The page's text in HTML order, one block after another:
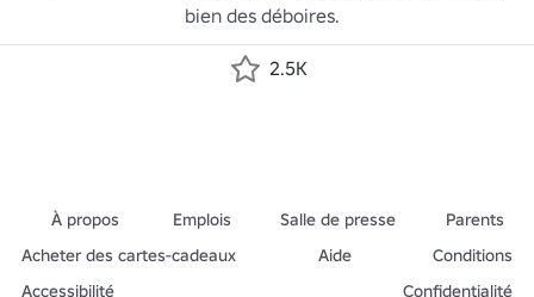
bien des déboires.
2.5K
À propos Emplois Salle de presse
Parents
Acheter des cartes-cadeaux
Aide
Conditions
Accessibilité
Confidentialité